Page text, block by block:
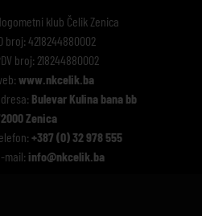
klub Čelik Zenica
broj: 4218244880002
broj: 218244880002
www.nkcelik.ba
Bulevar Kulina bana bb
Zenica
+387 (0) 32 978 555
mail: info@nkcelik.ba